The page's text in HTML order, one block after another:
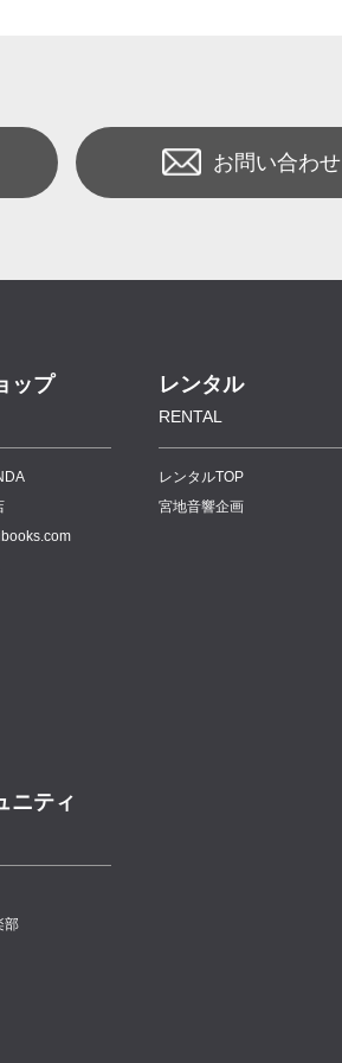
お問い合わせ
ップ レンタル
RENTAL
レンタルTOP
宮地音響企画
ニティ
部